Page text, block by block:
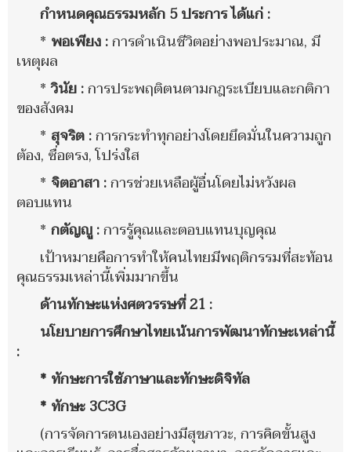
กำหนดคุณธรรมหลัก 5 ประการ ได้แก่ :
* พอเพียง :การดำเนินชีวิตอย่างพอประมาณ, มี
เหตุผล
*วินัย :การประพฤติตนตามกฎระเบียบและกติกา
ของสังคม
* สุจริต :การกระทำทุกอย่างโดยยึดมั่นในความถูก
ต้อง, ซื่อตรง, โปร่งใส
* จิตอาสา :การช่วยเหลือผู้อื่นโดยไม่หวังผล
ตอบแทน
* กตัญญู :การรู้คุณและตอบแทนบุญคุณ
เป้าหมายคือการทำให้คนไทยมีพฤติกรรมที่สะท้อน
คุณธรรมเหล่านี้เพิ่มมากขึ้น
ด้านทักษะแห่งศตวรรษที่ 21 :
นโยบายการศึกษาไทยเน้นการพัฒนาทักษะเหล่านี้
:
* ทักษะการใช้ภาษาและทักษะดิจิทัล
* ทักษะ 3C3G
(การจัดการตนเองอย่างมีสุขภาวะ, การคิดขั้นสูง